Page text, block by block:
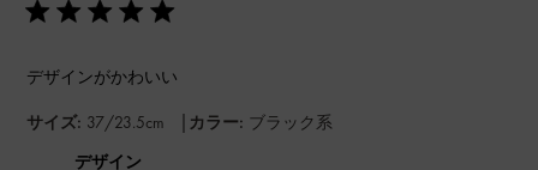
デザインがかわいい
サイズ: 37/23.5cm | カラー: ブラック系
デザイン